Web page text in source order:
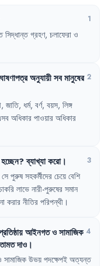
1
সিদ্ধান্ত গ্রহণ, চলাফেরা ও
অনুযায়ীসবমানুষের 2
, জাতি, ধর্ম, বর্ণ, বয়স, লিঙ্গ
অধিকার পাওয়ার অধিকার
হচ্ছেন?ব্যাখ্যাকরো। 3
সে পুরুষ সহকর্মীদের চেয়ে বেশি
লাভে নারী-পুরুষের সমান
না করার নীতির পরিপন্থী ।
আইনগতওসামাজিক
দাও।
4
সামাজিক উভয় পদক্ষেপই অত্যন্ত